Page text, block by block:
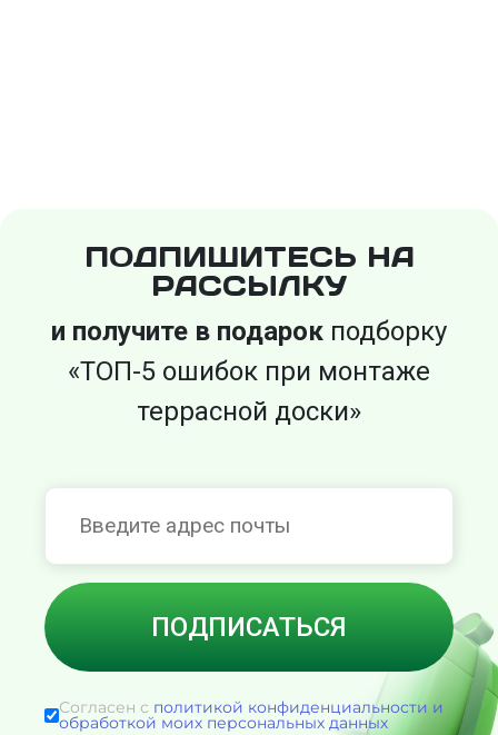
ПОДПИШИТЕСЬ НА
РАССЫЛКУ
и получите в подарок подборку
«ТОП-5 ошибок при монтаже
террасной доски»
Согласен с политикой конфиденциальности и
обработкой моих персональных данных